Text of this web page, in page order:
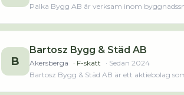
Palka Bygg AB är verksam inom
B
Bartosz Bygg & Städ AB
Akersberga · F-skatt · Sedan 2024
Bartosz Bygg & Städ AB är ett aktiebolag